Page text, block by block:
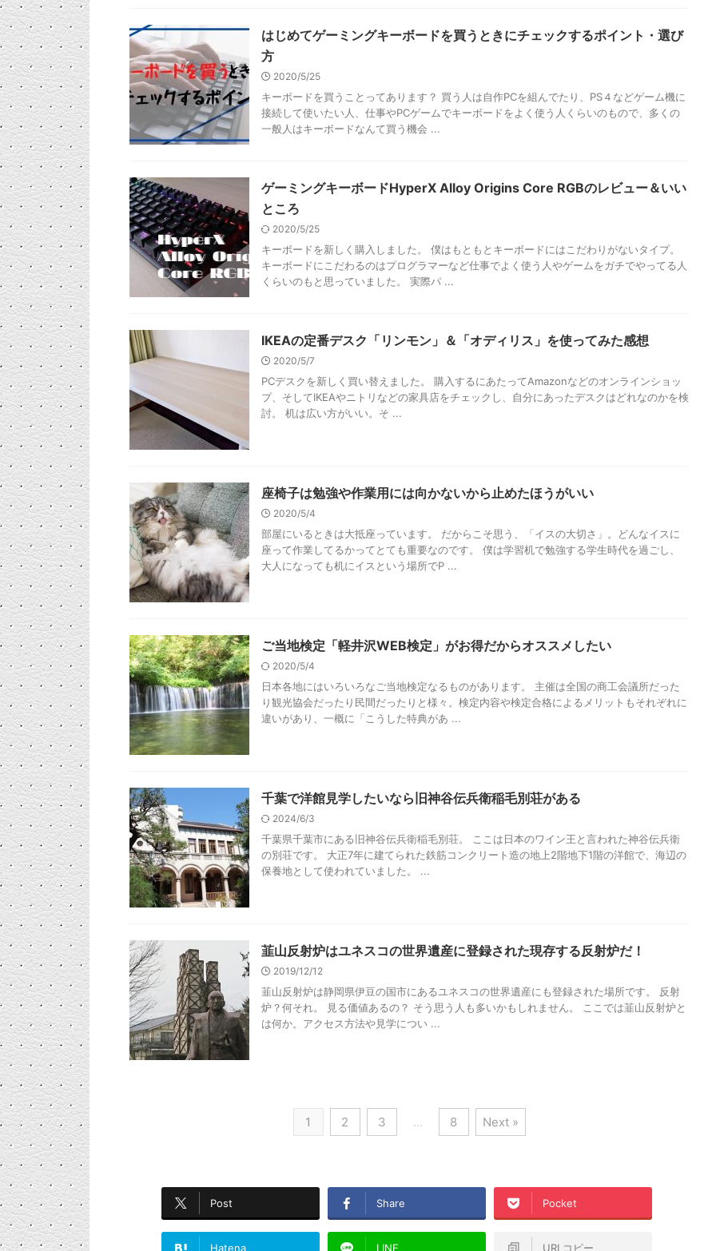
はじめてゲーミングキーボードを買うときにチェックするポイント・選び
方
2020/5/25
キーボードを買うことってあります？ 買う人は自作PCを組んでたり、PS４などゲーム機に
接続して使いたい人、仕事やPCゲームでキーボードをよく使う人くらいのもので、多くの
一般人はキーボードなんて買う機会 ...
ゲーミングキーボードHyperX Alloy Origins Core RGBのレビュー＆いい
ところ
2020/5/25
キーボードを新しく購入しました。 僕はもともとキーボードにはこだわりがないタイプ。
キーボードにこだわるのはプログラマーなど仕事でよく使う人やゲームをガチでやってる人
くらいのもと思っていました。 実際パ ...
IKEAの定番デスク「リンモン」＆「オディリス」を使ってみた感想
2020/5/7
PCデスクを新しく買い替えました。 購入するにあたってAmazonなどのオンラインショッ
プ、そしてIKEAやニトリなどの家具店をチェックし、自分にあったデスクはどれなのかを検
討。 机は広い方がいい。そ ...
座椅子は勉強や作業用には向かないから止めたほうがいい
2020/5/4
部屋にいるときは大抵座っています。 だからこそ思う、「イスの大切さ」。どんなイスに
座って作業してるかってとても重要なのです。 僕は学習机で勉強する学生時代を過ごし、
大人になっても机にイスという場所でP ...
ご当地検定「軽井沢WEB検定」がお得だからオススメしたい
2020/5/4
日本各地にはいろいろなご当地検定なるものがあります。 主催は全国の商工会議所だった
り観光協会だったり民間だったりと様々。検定内容や検定合格によるメリットもそれぞれに
違いがあり、一概に「こうした特典があ ...
千葉で洋館見学したいなら旧神谷伝兵衛稲毛別荘がある
2024/6/3
千葉県千葉市にある旧神谷伝兵衛稲毛別荘。 ここは日本のワイン王と言われた神谷伝兵衛
の別荘です。 大正7年に建てられた鉄筋コンクリート造の地上2階地下1階の洋館で、海辺の
保養地として使われていました。 ...
韮山反射炉はユネスコの世界遺産に登録された現存する反射炉だ！
2019/12/12
韮山反射炉は静岡県伊豆の国市にあるユネスコの世界遺産にも登録された場所です。 反射
炉？何それ。 見る価値あるの？ そう思う人も多いかもしれません。 ここでは韮山反射炉と
は何か。アクセス方法や見学につい ...
1 2 3 … 8 Next »
Post Share Pocket
Hatena LINE URLコピー